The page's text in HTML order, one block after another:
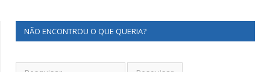
NÃO ENCONTROU O QUE QUERIA?